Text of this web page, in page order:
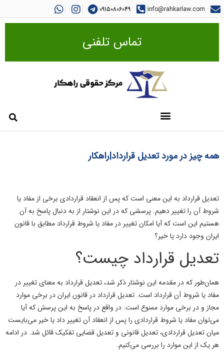
info@rahkarlaw.com
09150806049
تماس تلفنی
همه چیز در مورد تعدیل قرارداد|راهکار
تعدیل قرارداد به این معنی است که پس از انعقاد قراردادی برخی از مفاد یا
شروط آن را تغییر دهیم. پرسشی که در این نوشتار از به دنبال پاسخ به آن
هستیم این است که آیا امکان تغییر در مفاد یا شروط قرارداد مطابق با قانون
ایران وجود دارد یا خیر؟
تعدیل قرارداد چیست؟
همان‌طور که در مقدمه این نوشتار ذکر شد، تعدیل قرارداد به معنای تغییر در
مفاد یا شروط آن قرارداد است. تعدیل قرارداد در قانون ایران در برخی موارد
مجاز و در برخی موارد ممنوع است. در واقع در پاسخ به این پرسش که آیا
می‌توان مفاد یا شروط قراردادی را پس از انعقاد آن تغییر داد یا خیر می‌بایست
میان تعدیل قراردادی، تعدیل قانونی و تعدیل قضایی تفکیک قائل شد. در ادامه
هر یک از این موارد را بررسی می‌کنیم.